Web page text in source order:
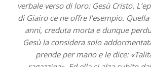
verbale verso di loro: Gesù Cristo.
di Giairo ce ne offre l’esempio.
anni, creduta morta e dunque
Gesù la considera solo
prende per mano e le dice: